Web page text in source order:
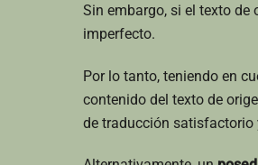
Sin embargo, si el texto de
imperfecto.
Por lo tanto, teniendo en
contenido del texto de
de traducción satisfactorio